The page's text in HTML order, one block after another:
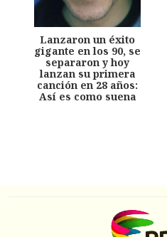
Lanzaron un éxito
gigante en los 90, se
separaron y hoy
lanzan su primera
canción en 28 años:
Así es como suena